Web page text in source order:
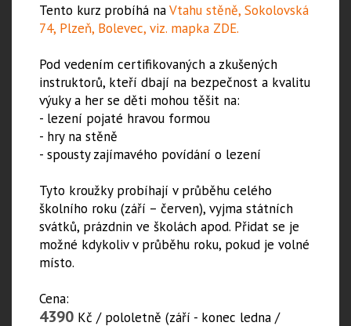
Tento kurz probíhá naVtahu stěně, Sokolovská
74, Plzeň, Bolevec, viz. mapka ZDE.
Pod vedením certifikovaných a zkušených
instruktorů, kteří dbají na bezpečnost a kvalitu
výuky a her se děti mohou těšit na:
- lezení pojaté hravou formou
- hry na stěně
- spousty zajímavého povídání o lezení
Tyto kroužky probíhají v průběhu celého
školního roku (září – červen), vyjma státních
svátků, prázdnin ve školách apod. Přidat se je
možné kdykoliv v průběhu roku, pokud je volné
místo.
Cena:
4390 Kč / pololetně (září - konec ledna /